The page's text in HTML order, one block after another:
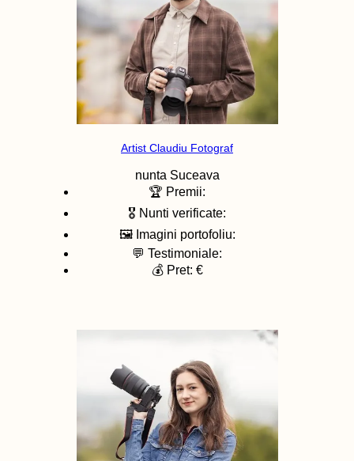
Artist Claudiu Fotograf
nunta Suceava
🏆 Premii:
🎖️ Nunti verificate:
🖼️ Imagini portofoliu:
💬 Testimoniale:
💰 Pret: €